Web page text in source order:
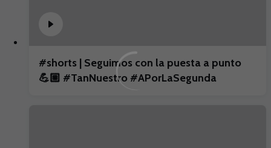
#shorts | Seguimos con la puesta a punto
💪🏼 #TanNuestro #APorLaSegunda